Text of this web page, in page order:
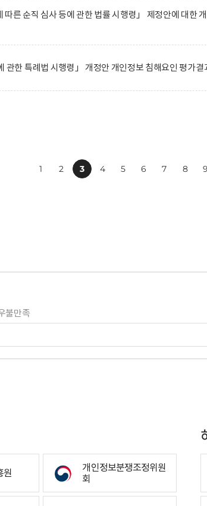
따른 순직 심사 등에 관한 법률 시행령」 제정안에 대한
관한 특례법 시행령」 개정안 개인정보 침해요인 평가결
1 2 3 4 5 6 7 8 9
불만족
원
개인정보분쟁조정위원
회